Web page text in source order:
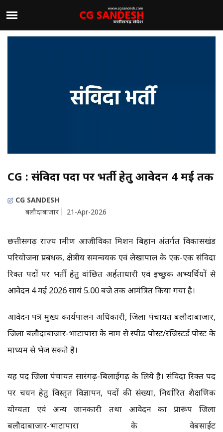
CG : संविदा पदों पर भर्ती हेतु आवेदन 4 मई तक
CG SANDESH
बलौदाबाजार
21-Apr-2026
छत्तीसगढ़ राज्य ग्रामीण आजीविका मिशन बिहान अंतर्गत विकासखंड
परियोजना प्रबंधक, क्षेत्रीय समन्वयक एवं लेखापाल के एक-एक संविदा
रिक्त पदों पर भर्ती हेतु वांछित अर्हताधारी एवं इच्छुक अभ्यर्थियों से
आवेदन 4 मई 2026 सायं 5.00 बजे तक आमंत्रित किया गया है।
आवेदन पत्र मुख्य कार्यपालन अधिकारी, जिला पंचायत बलौदाबाजार,
जिला बलौदाबाजार-भाटापारा के नाम से स्पीड पोस्ट/रजिस्टर्ड पोस्ट के
माध्यम से भेज सकते है।
यह पद जिला पंचायत सारंगढ़-बिलाईगढ़ के लिये है। संविदा रिक्त पद
पर चयन हेतु विस्तृत विज्ञापन, पदों की संख्या, निर्धारित शैक्षणिक
योग्यता एवं अन्य जानकारी तथा आवेदन का प्रारूप जिला
बलौदाबाजार-भाटापारा के वेबसाईट